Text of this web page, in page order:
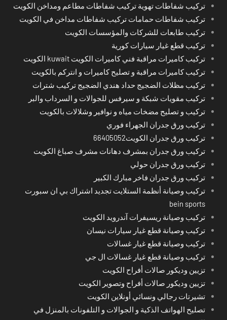
تركيب شفاطات تهوية تركيب شفاطات مطاعم ومداخن الكويت
تركيب شفاطات حمامات تركيب شفاطات مداخن في الكويت
تركيب طابعات للشركات والمؤسسات الكويت
تركيب قطع غيار سيارات كورية
تركيب كاميرات مراقبة فني كاميرات الكويت kuwait الكويت
تركيب كاميرات مراقبة و تصليح كاميرات و انتركم بالكويت
تركيب مظلات الضجيج حداد هندي الضجيج تركيب شترات
تركيب مقويات شبكة و سيرفس للجوالات و السرداب والبر
تركيب و تصليح مضخات مياه و نوافير وشلالات بالكويت
تركيب ورق جدران الجهراء فوري
تركيب ورق جدران الكويت66405052
تركيب ورق جدران بمشرف دهانات مشرف صباغ الكويت
تركيب ورق جدران حولي
تركيب ورق جدران فاخر مبارك الكبير
تركيب وصيانة أنظمة الستلايت تجديد اشتراك بي ان سبورت
bein sports
تركيب وصيانة ريسيفرات آندرويد الكويت
تركيب وصيانة قطع غيار سيارات نيسان
تركيب وصيانة قطع غيار غسالات
تركيب وصيانة قطع غيار غسالات ال جي
تزيين وديكور صالات أفراح الكويت
تزيين وديكور صالات أفراح وتصوير الكويت
تشيرتات رجالي ونسائي أونلاين الكويت
تصليح الهواتف الذكية و الجوالات و التلفونات بالمنزل في